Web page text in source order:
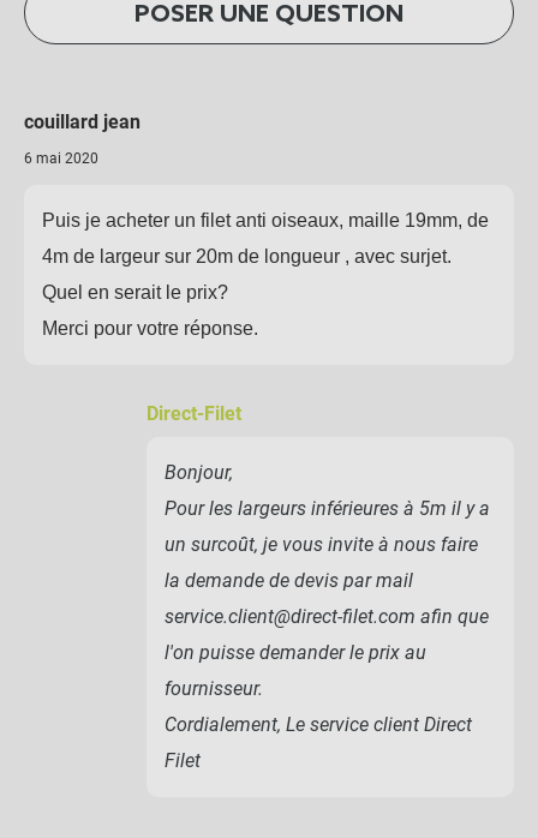
POSER UNE QUESTION
couillard jean
6 mai 2020
Puis je acheter un filet anti oiseaux, maille 19mm, de
4m de largeur sur 20m de longueur , avec surjet.
Quel en serait le prix?
Merci pour votre réponse.
Direct-Filet
Bonjour,
Pour les largeurs inférieures à 5m il y a
un surcoût, je vous invite à nous faire
la demande de devis par mail
service.client@direct-filet.com afin que
l'on puisse demander le prix au
fournisseur.
Cordialement, Le service client Direct
Filet